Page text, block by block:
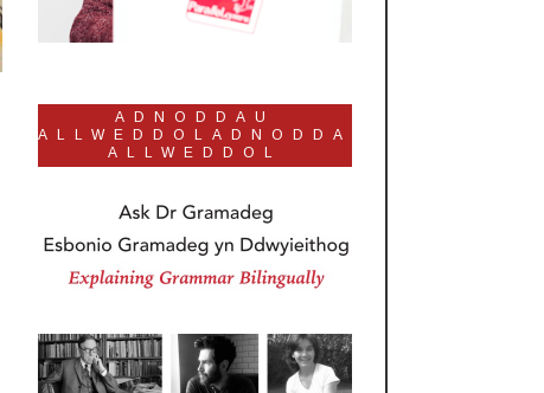
ADNODDAU
ALLWEDDOLADNODDAU
ALLWEDDOL